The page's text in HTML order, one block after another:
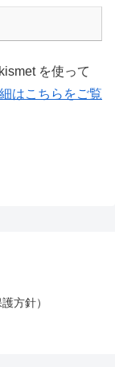
を使って
はこちらをご覧
方針）